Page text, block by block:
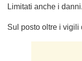
Limitati anche i danni.
Sul posto oltre i vigili